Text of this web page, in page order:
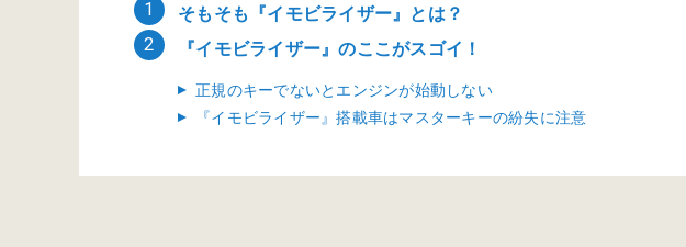
そもそも『イモビライザー』とは？
『イモビライザー』のここがスゴイ！
正規のキーでないとエンジンが始動しない
『イモビライザー』搭載車はマスターキーの紛失に注意